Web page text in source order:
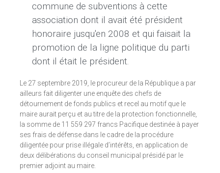
commune de subventions à cette
association dont il avait été président
honoraire jusqu'en 2008 et qui faisait la
promotion de la ligne politique du parti
dont il était le président.
Le 27 septembre 2019, le procureur de la République a par
ailleurs fait diligenter une enquête des chefs de
détournement de fonds publics et recel au motif que le
maire aurait perçu et au titre de la protection fonctionnelle,
la somme de 11 559 297 francs Pacifique destinée à payer
ses frais de défense dans le cadre de la procédure
diligentée pour prise illégale d’intérêts, en application de
deux délibérations du conseil municipal présidé par le
premier adjoint au maire.